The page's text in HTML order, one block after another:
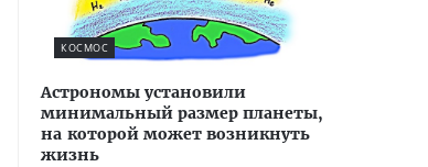
КОСМОС
Астрономы установили
минимальный размер планеты,
на которой может возникнуть
жизнь